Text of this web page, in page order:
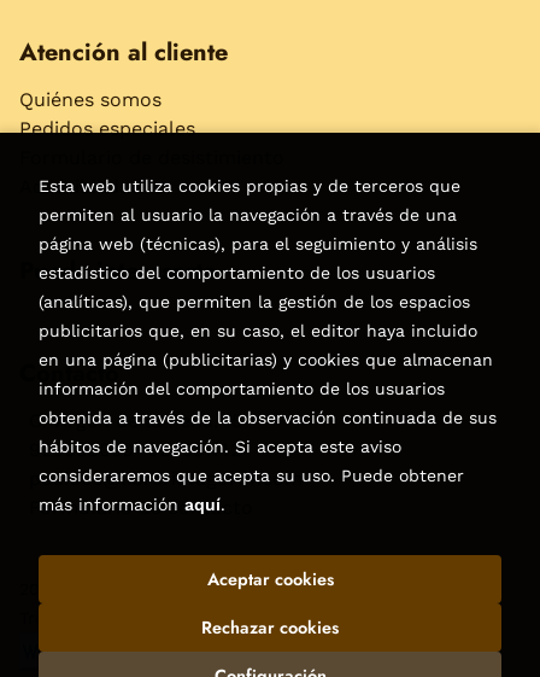
Atención al cliente
Quiénes somos
Pedidos especiales
Accesibilidad
Puede interesarte
Contacto
C/Virgen de la Peña, 15
928858050–928531142
pedidos@libreriatagoror.com
Formulario de contacto
Librería Tagoror. Todos los Derechos Reservados |
Esta web utiliza cookies propias y de terceros que
permiten al usuario la navegación a través de una
página web (técnicas), para el seguimiento y análisis
estadístico del comportamiento de los usuarios
(analíticas), que permiten la gestión de los espacios
publicitarios que, en su caso, el editor haya incluido
en una página (publicitarias) y cookies que almacenan
información del comportamiento de los usuarios
obtenida a través de la observación continuada de sus
hábitos de navegación. Si acepta este aviso
consideraremos que acepta su uso. Puede obtener
más información aquí.
Rechazar cookies
Aceptar cookies